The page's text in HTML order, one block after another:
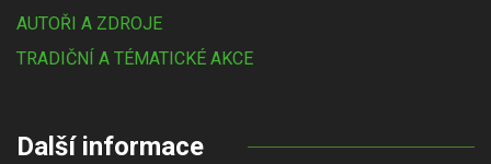
AUTOŘI A ZDROJE
TRADIČNÍ A TÉMATICKÉ AKCE
Další informace